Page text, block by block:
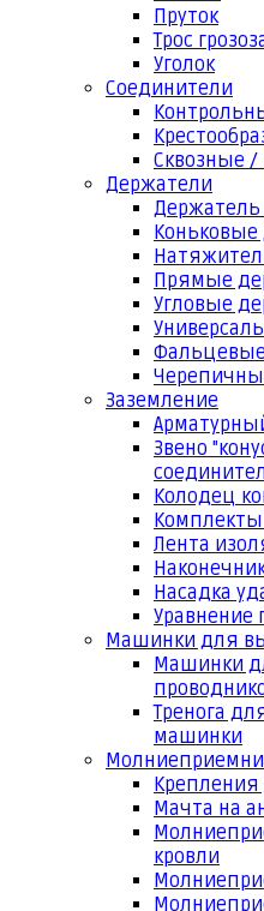
Пруток
Трос
Уголок
Соединители
Сквозные
Держатели
Держатель
Прямые
Угловые
Заземление
Звено
Колодец
Лента
Насадка
Уравнение
Машинки для
Машинки
Тренога
машинки
Мачта на
кровли